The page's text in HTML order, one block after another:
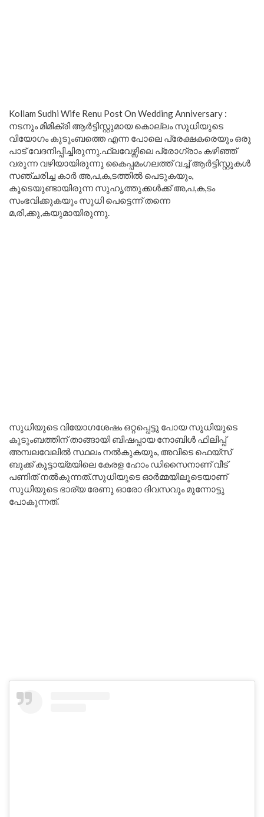
Kollam Sudhi Wife Renu Post On Wedding Anniversary :
നടനും മിമിക്രി ആർട്ടിസ്റ്റുമായ കൊല്ലം സുധിയുടെ
വിയോഗം കുടുംബത്തെ എന്ന പോലെ പ്രേക്ഷകരെയും ഒരു
പാട് വേദനിപ്പിച്ചിരുന്നു.ഫ്ലവേഴ്സിലെ പ്രോഗ്രാം കഴിഞ്ഞ്
വരുന്ന വഴിയായിരുന്നു കൈപ്പമംഗലത്ത് വച്ച് ആർട്ടിസ്റ്റുകൾ
സഞ്ചരിച്ച കാർ അ,പ,ക,ടത്തിൽ പെടുകയും,
കൂടെയുണ്ടായിരുന്ന സുഹൃത്തുക്കൾക്ക് അ,പ,ക,ടം
സംഭവിക്കുകയും സുധി പെട്ടെന്ന് തന്നെ
മ,രി,ക്കു,കയുമായിരുന്നു.
സുധിയുടെ വിയോഗശേഷം ഒറ്റപ്പെട്ടു പോയ സുധിയുടെ
കുടുംബത്തിന് താങ്ങായി ബിഷപ്പായ നോബിൾ ഫിലിപ്പ്
അമ്പലവേലിൽ സ്ഥലം നൽകുകയും, അവിടെ ഫെയ്സ്
ബുക്ക് കൂട്ടായ്മയിലെ കേരള ഹോം ഡിസൈനാണ് വീട്
പണിത് നൽകുന്നത്.സുധിയുടെ ഓർമ്മയിലൂടെയാണ്
സുധിയുടെ ഭാര്യ രേണു ഓരോ ദിവസവും മുന്നോട്ടു
പോകുന്നത്.